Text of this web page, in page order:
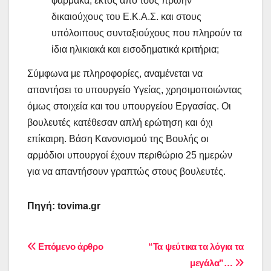
δικαιούχους του Ε.Κ.Α.Σ. και στους
υπόλοιπους συνταξιούχους που πληρούν τα
ίδια ηλικιακά και εισοδηματικά κριτήρια;
Σύμφωνα με πληροφορίες, αναμένεται να
απαντήσει το υπουργείο Υγείας, χρησιμοποιώντας
όμως στοιχεία και του υπουργείου Εργασίας. Οι
βουλευτές κατέθεσαν απλή ερώτηση και όχι
επίκαιρη. Βάση Κανονισμού της Βουλής οι
αρμόδιοι υπουργοί έχουν περιθώριο 25 ημερών
για να απαντήσουν γραπτώς στους βουλευτές.
Πηγή: tovima.gr
Πλοήγηση
“Τα ψεύτικα τα λόγια τα
μεγάλα”…
Επόμενο άρθρο